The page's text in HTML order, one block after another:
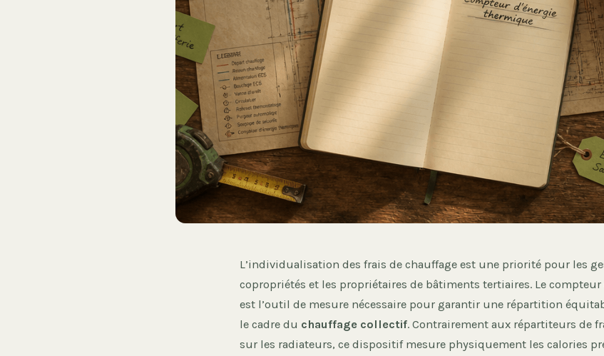
L’individualisation des frais de chauffage est une priorité pour les
copropriétés et les propriétaires de bâtiments tertiaires. Le
est l’outil de mesure nécessaire pour garantir une répartition
le cadre du chauffage collectif. Contrairement aux répartiteurs de
sur les radiateurs, ce dispositif mesure physiquement les calories